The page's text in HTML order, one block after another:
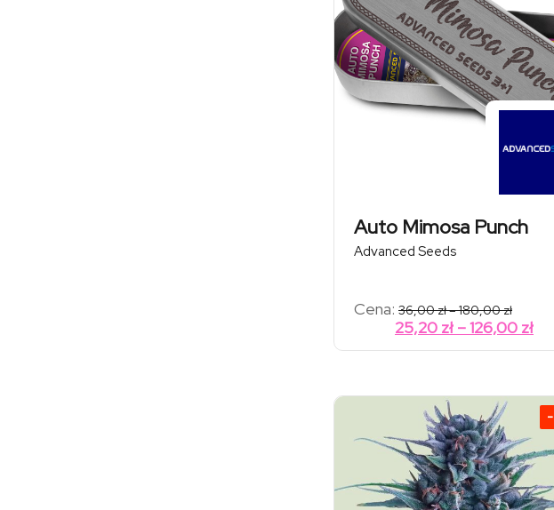
Auto Mimosa Punch
Advanced Seeds
Cena: 36,00zł–180,00złZakres
cen:
od
36,00
25,20 zł –126,00 zł
do